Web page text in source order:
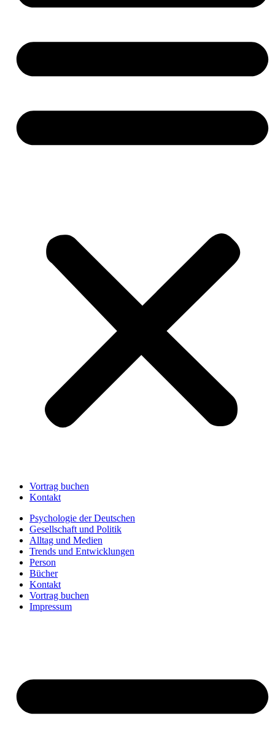
Vortrag buchen
Kontakt
Psychologie der Deutschen
Gesellschaft und Politik
Alltag und Medien
Trends und Entwicklungen
Person
Bücher
Kontakt
Vortrag buchen
Impressum